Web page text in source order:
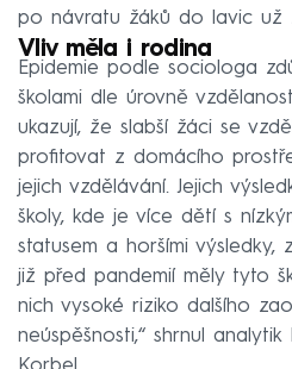
po návratu žáků do lavic už
Vliv měla i rodina
Epidemie podle sociologa
školami dle úrovně
ukazují, že slabší žáci se
profitovat z domácího
jejich vzdělávání. Jejich
školy, kde je více dětí s
statusem a horšími výsledky,
již před pandemií měly tyto
nich vysoké riziko dalšího
neúspěšnosti,“ shrnul